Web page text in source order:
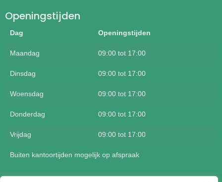
Openingstijden
Dag Openingstijden
Maandag 09:00 tot 17:00
Dinsdag 09:00 tot 17:00
Woensdag 09:00 tot 17:00
Donderdag 09:00 tot 17:00
Vrijdag 09:00 tot 17:00
Buiten kantoortijden mogelijk op afspraak